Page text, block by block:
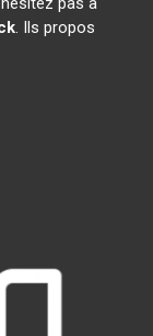
. Ils propos